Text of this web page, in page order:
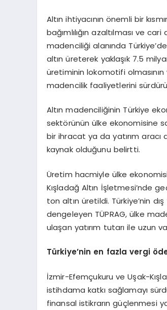
Altın ihtiyacının önemli bir
bağımlılığın azaltılması ve
madenciliği alanında
altın üreterek yaklaşık 7.5
üretiminin lokomotifi
madencilik faaliyetlerini
Altın madenciliğinin Türkiye
sektörünün ülke ekonomisine
bir ihracat ya da yatırım aracı
kaynak olduğunu belirtti.
Üretim hacmiyle ülke
Kışladağ Altın İşletmesi’nde
ton altın üretildi. Türkiye’nin
dengeleyen TÜPRAG, ülke
ulaşan yatırım tutarı ile uzun
Türkiye’nin en fazla vergi ö
İzmir-Efemçukuru ve Uşak-
istihdama katkı sağlamayı
finansal istikrarın güçlenmesi